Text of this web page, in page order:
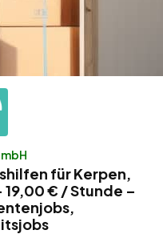
für Kerpen,
€ / Stunde –